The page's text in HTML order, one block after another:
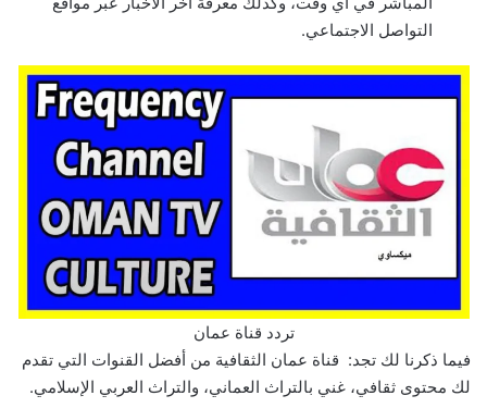
التواصل الاجتماعي.
تردد قناة عمان
فيما ذكرنا لك تجد: قناة عمان الثقافية من أفضل القنوات التي تقدم
لك محتوى ثقافي، غني بالتراث العماني، والتراث العربي الإسلامي.